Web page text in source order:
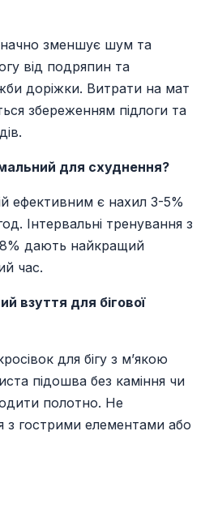
зменшує шум та
від подряпин та
доріжки. Витрати на мат
збереженням підлоги та
для схуднення?
ефективним є нахил 3-5%
Інтервальні тренування з
дають найкращий
час.
взуття для бігової
для бігу з м’якою
підошва без каміння чи
полотно. Не
з гострими елементами або